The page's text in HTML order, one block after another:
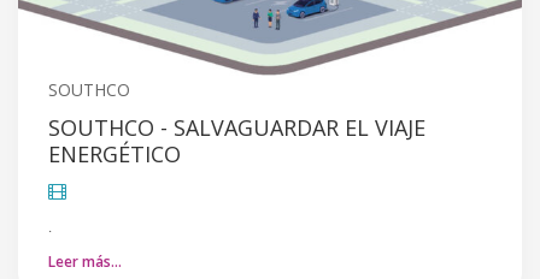
SOUTHCO
SOUTHCO - SALVAGUARDAR EL VIAJE
ENERGÉTICO
.
Leer más…